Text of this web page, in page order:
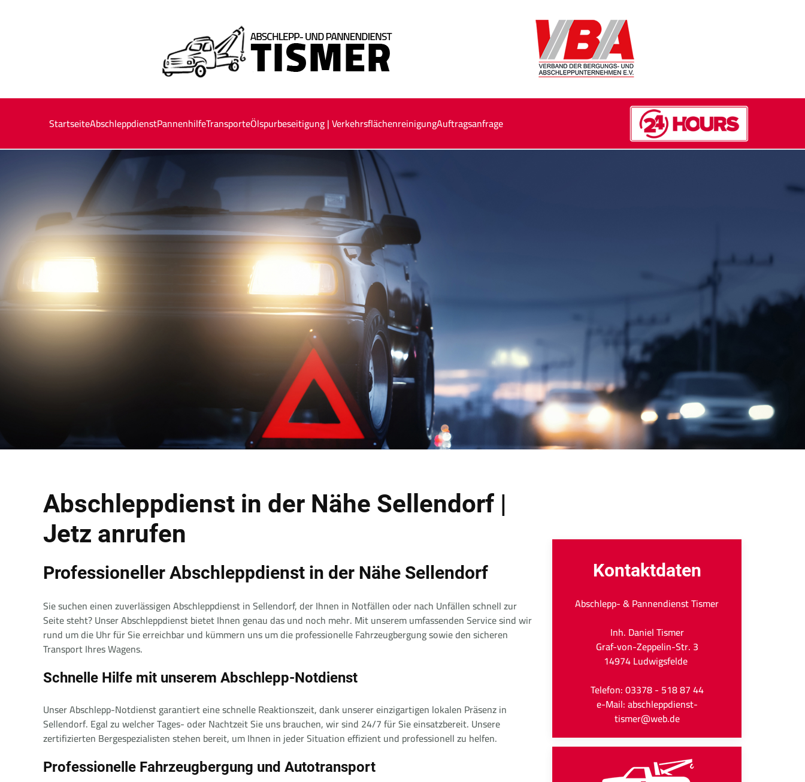
StartseiteAbschleppdienstPannenhilfeTransporteÖlspurbeseitigung | VerkehrsflächenreinigungAuftragsanfrage
Abschleppdienst in der Nähe Sellendorf |
Jetz anrufen
Professioneller Abschleppdienst in der Nähe Sellendorf
Sie suchen einen zuverlässigen Abschleppdienst in Sellendorf, der Ihnen in Notfällen oder nach Unfällen schnell zur
Seite steht? Unser Abschleppdienst bietet Ihnen genau das und noch mehr. Mit unserem umfassenden Service sind wir
rund um die Uhr für Sie erreichbar und kümmern uns um die professionelle Fahrzeugbergung sowie den sicheren
Transport Ihres Wagens.
Schnelle Hilfe mit unserem Abschlepp-Notdienst
Unser Abschlepp-Notdienst garantiert eine schnelle Reaktionszeit, dank unserer einzigartigen lokalen Präsenz in
Sellendorf. Egal zu welcher Tages- oder Nachtzeit Sie uns brauchen, wir sind 24/7 für Sie einsatzbereit. Unsere
zertifizierten Bergespezialisten stehen bereit, um Ihnen in jeder Situation effizient und professionell zu helfen.
Professionelle Fahrzeugbergung und Autotransport
Kontaktdaten
Abschlepp- & Pannendienst Tismer
Inh. Daniel Tismer
Graf-von-Zeppelin-Str. 3
14974 Ludwigsfelde
Telefon: 03378 - 518 87 44
e-Mail: abschleppdienst-
tismer@web.de